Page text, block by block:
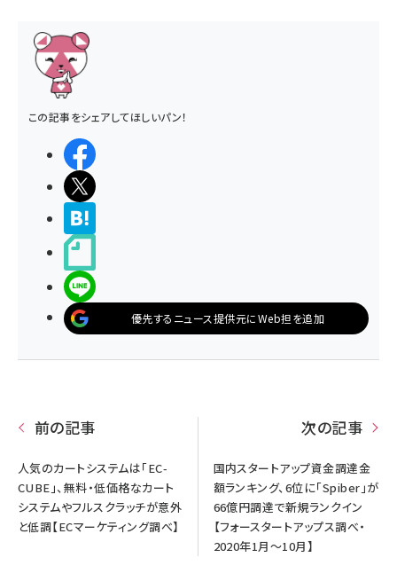
この記事をシェアしてほしいパン！
優先するニュース提供元にWeb担を追加
前の記事
人気のカートシステムは「EC-
CUBE」、無料・低価格なカート
システムやフルスクラッチが意外
と低調【ECマーケティング調べ】
次の記事
国内スタートアップ資金調達金
額ランキング、6位に「Spiber」が
66億円調達で新規ランクイン
【フォースタートアップス調べ・
2020年1月～10月】